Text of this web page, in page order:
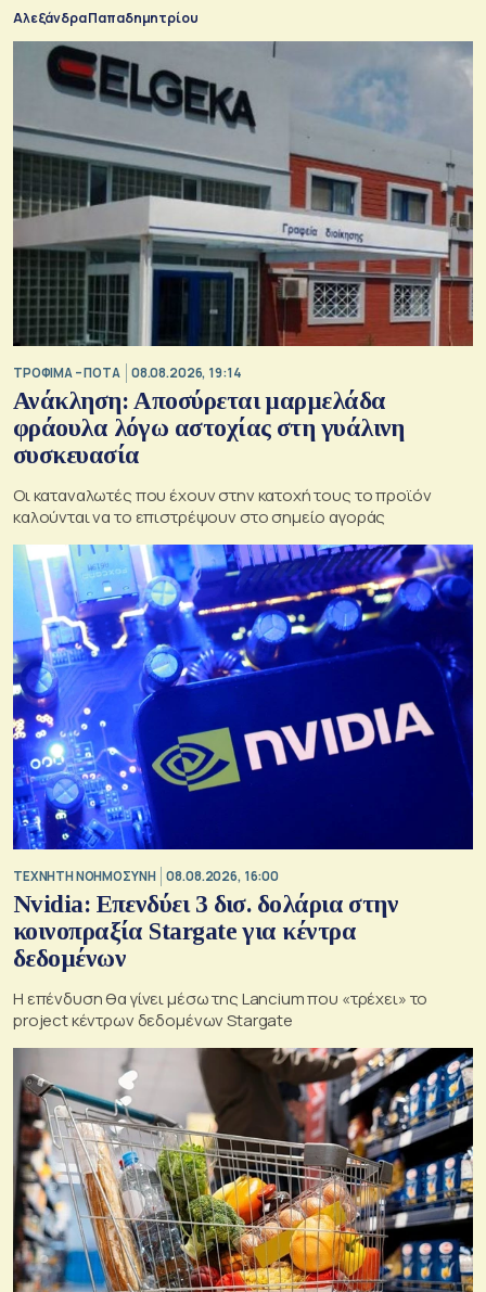
Αλεξάνδρα Παπαδημητρίου
ΤΡΟΦΙΜΑ – ΠΟΤΑ 08.08.2026, 19:14
Ανάκληση: Αποσύρεται μαρμελάδα
φράουλα λόγω αστοχίας στη γυάλινη
συσκευασία
Οι καταναλωτές που έχουν στην κατοχή τους το προϊόν
καλούνται να το επιστρέψουν στο σημείο αγοράς
TΕΧΝΗΤΗ ΝΟΗΜΟΣΥΝΗ 08.08.2026, 16:00
Nvidia: Επενδύει 3 δισ. δολάρια στην
κοινοπραξία Stargate για κέντρα
δεδομένων
Η επένδυση θα γίνει μέσω της Lancium που «τρέχει» το
project κέντρων δεδομένων Stargate